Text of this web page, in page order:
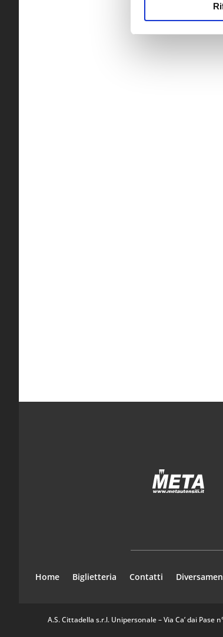
Home Biglietteria Contatti
A.S. Cittadella s.r.l. Unipersonale – Via Ca’ dai Pase